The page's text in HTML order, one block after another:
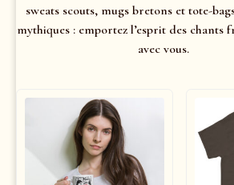
sweats scouts, mugs bretons et tote-
mythiques : emportez l’esprit des chants
avec vous.